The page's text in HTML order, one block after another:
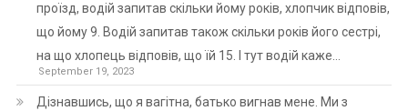
проїзд, водій запитав скільки йому років, хлопчик відповів,
що йому 9. Водій запитав також скільки років його сестрі,
на що хлопець відповів, що їй 15. І тут водій каже…
September 19, 2023
Дізнавшись, що я вагітна, батько вигнав мене. Ми з